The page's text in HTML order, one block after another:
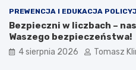
PREWENCJA I EDUKACJA
Bezpieczni w liczbach –
Waszego bezpieczeństwa!
4 sierpnia 2026 Tomasz